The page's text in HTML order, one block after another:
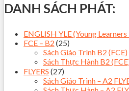
DANH SÁCH PHÁT:
ENGLISH YLE (Young Learners
FCE – B2 (25)
Sách Giáo Trình B2 (FCE)
Sách Thực Hành B2
FLYERS (27)
Sách Giáo Trình – A2